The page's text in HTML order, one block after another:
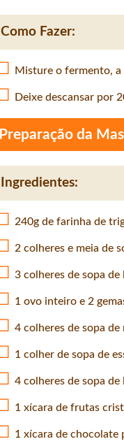
Como Fazer:
Misture o fermento, a
Deixe descansar por
Preparação da
Ingredientes:
240g de farinha de
2 colheres e meia de
3 colheres de sopa de
1 ovo inteiro e 2
4 colheres de sopa
1 colher de sopa de
4 colheres de sopa
1 xícara de frutas
1 xícara de chocolate